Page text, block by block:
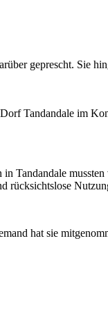
geprescht. Sie
Tandandale im
Tandandale
rücksichtslose
hat sie